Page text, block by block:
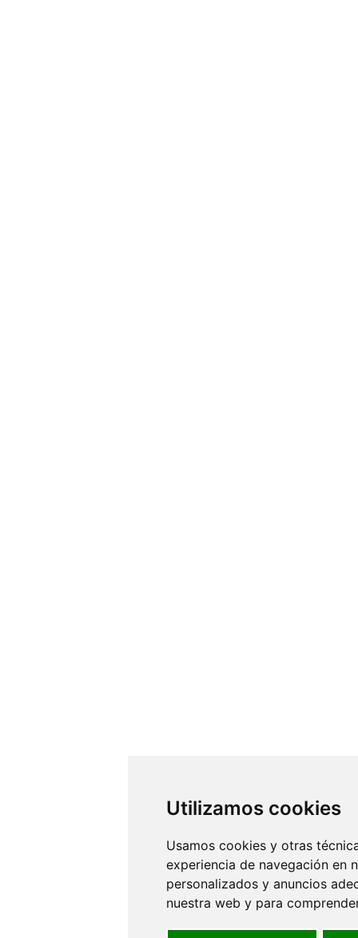
Utilizamos cookies
Usamos cookies y otras
experiencia de navegación en
personalizados y anuncios
nuestra web y para